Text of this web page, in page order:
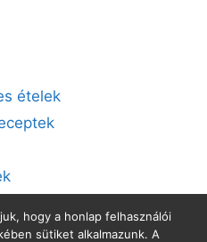
ételek
hogy a honlap felhasználói
sütiket alkalmazunk. A